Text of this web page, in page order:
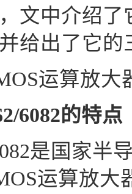
文中介绍
给出了它的
运算放大
6082的特点
是国家半
运算放